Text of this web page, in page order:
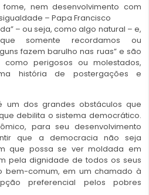
nem desenvolvimento com
– Papa Francisco
– ou seja, como algo natural – e,
somente recordamos ou
fazem barulho nas ruas” e são
como perigosos ou molestados,
história de postergações e
um dos grandes obstáculos que
debilita o sistema democrático.
para seu desenvolvimento
que a democracia não seja
que possa se ver moldada em
pela dignidade de todos os seus
bem-comum, em um chamado à
preferencial pelos pobres